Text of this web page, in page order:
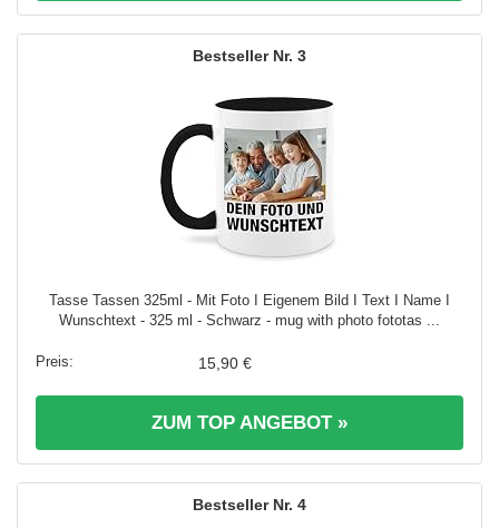
3
Tasse Tassen 325ml - Mit Foto I Eigenem Bild I Text I Name I
Wunschtext - 325 ml - Schwarz - mug with photo fototas ...
15,90 €
ZUM TOP ANGEBOT »
4